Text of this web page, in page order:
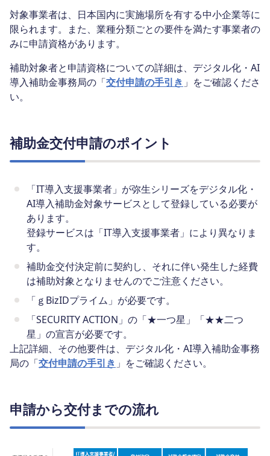
対象事業者は、日本国内に実施場所を有する中小企業等に
限られます。また、業種分類ごとの要件を満たす事業者の
みに申請資格があります。
補助対象者と申請資格についての詳細は、デジタル化・AI
導入補助金事務局の「交付申請の手引き 」をご確認くださ
い。
補助金交付申請のポイント
「IT導入支援事業者」が弥生シリーズをデジタル化・
AI導入補助金対象サービスとして登録している必要が
あります。
登録サービスは「IT導入支援事業者」により異なりま
す。
補助金交付決定前に契約し、それに伴い発生した経費
は補助対象となりませんのでご注意ください。
「ｇBizIDプライム」が必要です。
「SECURITY ACTION」の「★一つ星」「★★二つ
星」の宣言が必要です。
上記詳細、その他要件は、デジタル化・AI導入補助金事務
局の「交付申請の手引き 」をご確認ください。
申請から交付までの流れ